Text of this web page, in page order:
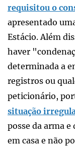
requisitou o
apresentado
Estácio. Além
haver
determinada a
registros ou
peticionário,
situação
posse da arma
em casa e não